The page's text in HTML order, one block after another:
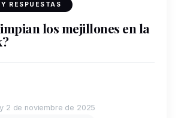
RESPUESTAS
los mejillones en la
2 de noviembre de 2025